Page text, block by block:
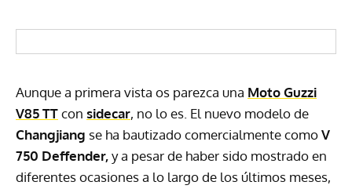
Aunque a primera vista os parezca una Moto Guzzi
V85 TTcon sidecar, no lo es. El nuevo modelo de
Changjiang se ha bautizado comercialmente comoV
750 Deffender,y a pesar de haber sido mostrado en
diferentes ocasiones a lo largo de los últimos meses,